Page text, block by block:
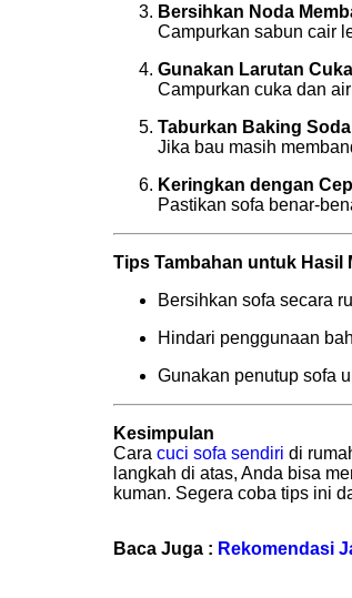
Bersihkan Noda
Campurkan sabun cair
Gunakan Larutan
Campurkan cuka dan
Taburkan Baking
Jika bau masih
Keringkan dengan
Pastikan sofa benar-
Tips Tambahan untuk Hasil
Bersihkan sofa secara
Hindari penggunaan
Gunakan penutup sofa
Kesimpulan
Cara cuci sofa sendiri di
langkah di atas, Anda bisa
kuman. Segera coba tips ini
Baca Juga : Rekomendasi